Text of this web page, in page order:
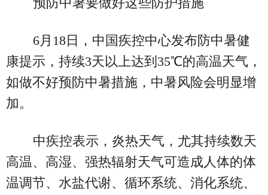
6月18日，中国疾控中心发布防中暑健
康提示，持续3天以上达到35℃的高温天气，
如做不好预防中暑措施，中暑风险会明显增
加。
中疾控表示，炎热天气，尤其持续数天
高温、高湿、强热辐射天气可造成人体的体
温调节、水盐代谢、循环系统、消化系统、